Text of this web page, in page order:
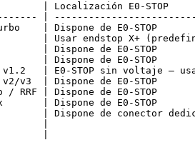
| Localización E0-STOP
|
Turbo    | Dispone de E0-
| Usar endstop X+
| Dispone de E0-
| Dispone de E0-
v1.2   | E0-STOP sin voltaje —
v2/v3  | Dispone de E0-
/ RRF | Dispone de E0-
| Dispone de E0-
| Dispone de conector
|
%}          |